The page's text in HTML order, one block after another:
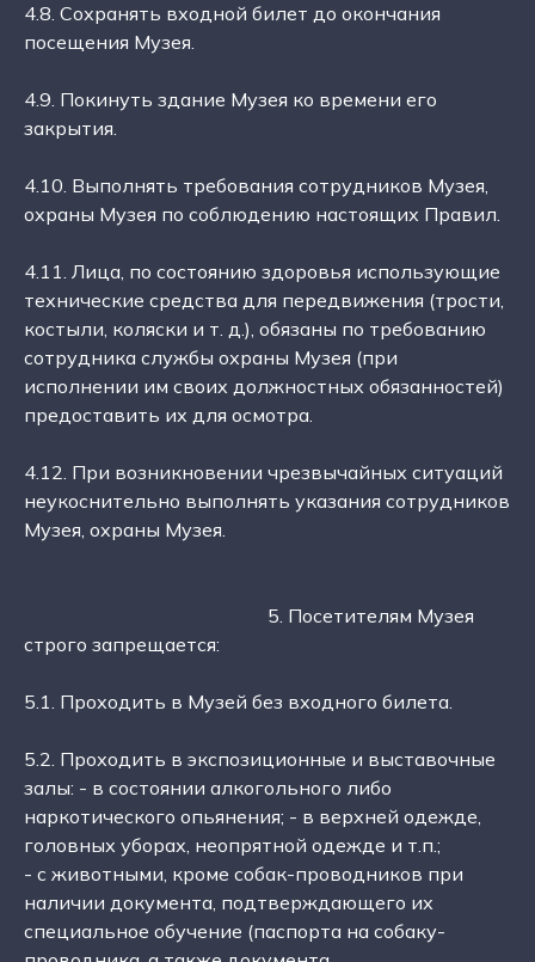
4.8. Сохранять входной билет до окончания
посещения Музея.
4.9. Покинуть здание Музея ко времени его
закрытия.
4.10. Выполнять требования сотрудников Музея,
охраны Музея по соблюдению настоящих Правил.
4.11. Лица, по состоянию здоровья использующие
технические средства для передвижения (трости,
костыли, коляски и т. д.), обязаны по требованию
сотрудника службы охраны Музея (при
исполнении им своих должностных обязанностей)
предоставить их для осмотра.
4.12. При возникновении чрезвычайных ситуаций
неукоснительно выполнять указания сотрудников
Музея, охраны Музея.
5. Посетителям Музея
строго запрещается:
5.1. Проходить в Музей без входного билета.
5.2. Проходить в экспозиционные и выставочные
залы: - в состоянии алкогольного либо
наркотического опьянения; - в верхней одежде,
головных уборах, неопрятной одежде и т.п.;
- с животными, кроме собак-проводников при
наличии документа, подтверждающего их
специальное обучение (паспорта на собаку-